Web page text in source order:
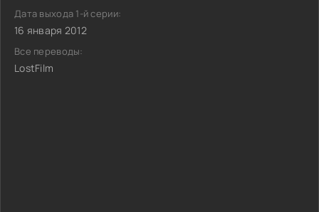
Дата выхода 1-й серии:
16 января 2012
Все переводы:
LostFilm